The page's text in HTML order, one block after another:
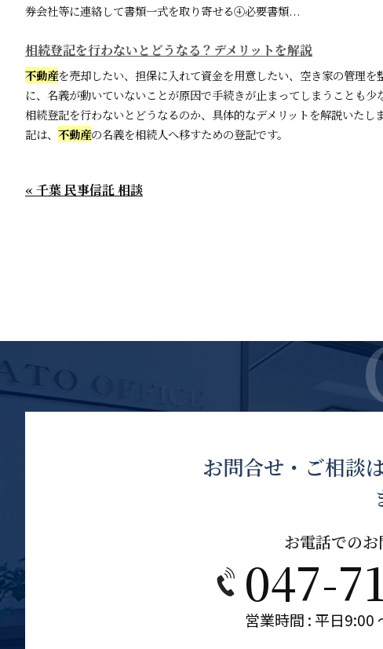
券会社等に連絡して書類一式を取り寄せる④必要書類...
相続登記を行わないとどうなる？デメリットを解説
不動産を売却したい、担保に入れて資金を用意したい、空き家の管理を
に、名義が動いていないことが原因で手続きが止まってしまうことも少
相続登記を行わないとどうなるのか、具体的なデメリットを解説いたし
記は、 不動産の名義を相続人へ移すための登記です。
« 千葉 民事信託 相談
お問合せ・ご相談
お電話での
047-
営業時間 : 平日9:00